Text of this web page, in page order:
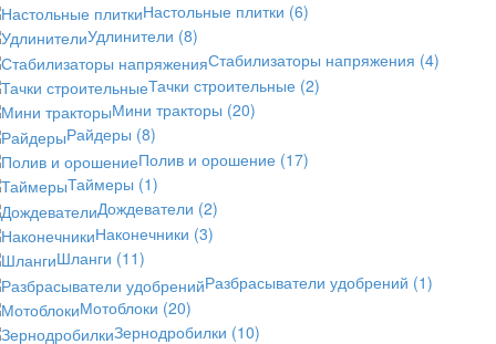
Настольные плитки (6)
Удлинители (8)
Стабилизаторы напряжения (4)
Тачки строительные (2)
Мини тракторы (20)
Райдеры (8)
Полив и орошение (17)
Таймеры (1)
Дождеватели (2)
Наконечники (3)
Шланги (11)
Разбрасыватели удобрений (1)
Мотоблоки (20)
Зернодробилки (10)